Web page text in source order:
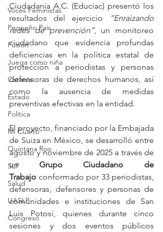
Voces Feministas
Pequeño País
Fusión
Juega como niña
Catarsis
Estado
Política
Mi Cuarto
Quintana Roo
SLP
Salud
UASLP
Congreso
Ciudadanía A.C. (Educiac) presentó los
resultados del ejercicio
“Enraizando
redes de prevención”, un monitoreo
ciudadano que evidencia profundas
deficiencias en la política estatal de
protección a periodistas y personas
defensoras de derechos humanos, así
como la ausencia de medidas
preventivas efectivas en la entidad.
El proyecto, financiado por la Embajada
de Suiza en México, se desarrolló entre
agosto y noviembre de 2025 a través de
un Grupo Ciudadano de
Trabajo conformado por 33 periodistas,
defensoras, defensores y personas de
comunidades e instituciones de San
Luis Potosí, quienes durante cinco
sesiones y dos eventos públicos